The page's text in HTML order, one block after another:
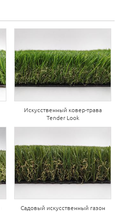
Искусственный ковер-трава
Tender Look
Садовый искусственный газон